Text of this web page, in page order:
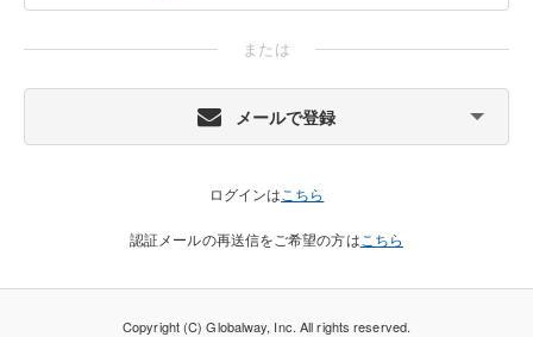
または
メールで登録
ログインは こちら
認証メールの再送信をご希望の方は こちら
Copyright (C) Globalway, Inc. All rights reserved.